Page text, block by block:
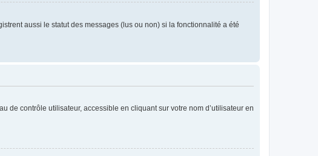
aussi le statut des messages (lus ou non) si la fonctionnalité a été
de contrôle utilisateur, accessible en cliquant sur votre nom d’utilisateur en